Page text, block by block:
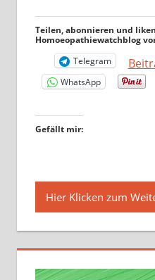
Teilen, abonnieren und
Homoeopathiewatchblog
Telegram
WhatsApp
Gefällt mir:
Hier Klicken zum